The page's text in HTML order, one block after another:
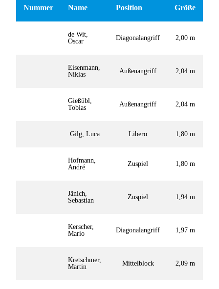
Nummer Name Position Größe
de Wit,
Oscar
Diagonalangriff 2,00 m
Eisenmann,
Niklas
Außenangriff 2,04 m
Gießübl,
Tobias
Außenangriff 2,04 m
Gilg, Luca Libero 1,80 m
Hofmann,
André
Zuspiel 1,80 m
Jänich,
Sebastian
Zuspiel 1,94 m
Kerscher,
Mario
Diagonalangriff 1,97 m
Kretschmer,
Martin
Mittelblock 2,09 m